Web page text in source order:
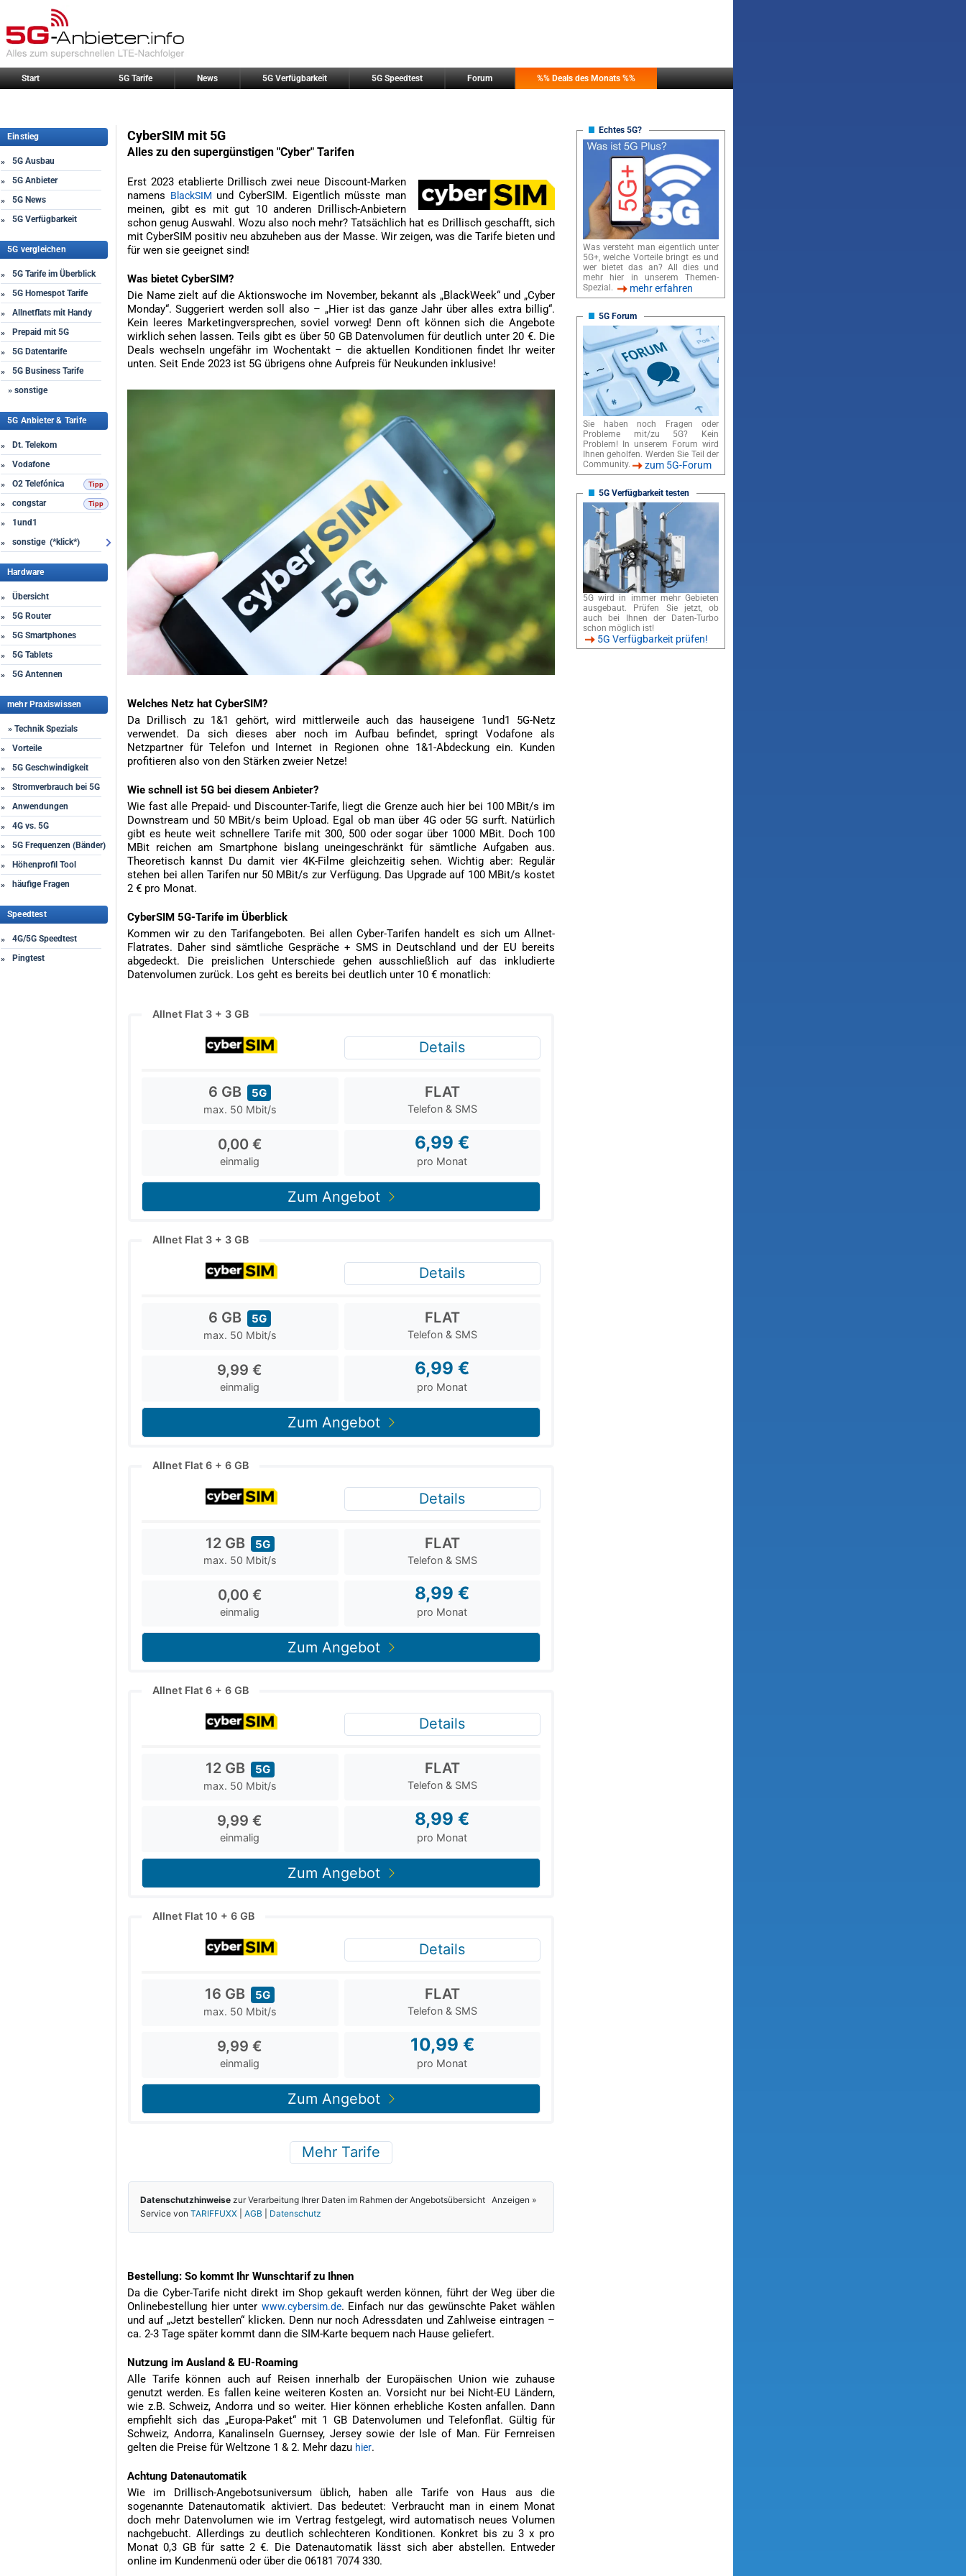
Start 5G Tarife News 5G Verfügbarkeit 5G Speedtest Forum %% Deals des Monats %%
Einstieg
»
5G Ausbau
»
5G Anbieter
»
5G News
»
5G Verfügbarkeit
5G vergleichen
»
5G Tarife im Überblick
»
5G Homespot Tarife
»
Allnetflats mit Handy
»
Prepaid mit 5G
»
5G Datentarife
»
5G Business Tarife
» sonstige
5G Anbieter & Tarife
»
Dt. Telekom
»
Vodafone
»
O2 Telefónica
»
congstar
»
1und1
»
sonstige (*klick*)
Hardware
»
Übersicht
»
5G Router
»
5G Smartphones
»
5G Tablets
»
5G Antennen
mehr Praxiswissen
» Technik Spezials
»
Vorteile
»
5G Geschwindigkeit
»
Stromverbrauch bei 5G
»
Anwendungen
»
4G vs. 5G
»
5G Frequenzen (Bänder)
»
Höhenprofil Tool
»
häufige Fragen
Speedtest
»
4G/5G Speedtest
»
Pingtest
CyberSIM mit 5G
Alles zu den supergünstigen "Cyber" Tarifen
Erst 2023 etablierte Drillisch zwei neue Discount-Marken
namens BlackSIM und CyberSIM. Eigentlich müsste man
meinen, gibt es mit gut 10 anderen Drillisch-Anbietern
schon genug Auswahl. Wozu also noch mehr? Tatsächlich hat es Drillisch geschafft, sich
mit CyberSIM positiv neu abzuheben aus der Masse. Wir zeigen, was die Tarife bieten und
für wen sie geeignet sind!
Was bietet CyberSIM?
Die Name zielt auf die Aktionswoche im November, bekannt als „BlackWeek“ und „Cyber
Monday“. Suggeriert werden soll also – „Hier ist das ganze Jahr über alles extra billig“.
Kein leeres Marketingversprechen, soviel vorweg! Denn oft können sich die Angebote
wirklich sehen lassen. Teils gibt es über 50 GB Datenvolumen für deutlich unter 20 €. Die
Deals wechseln ungefähr im Wochentakt – die aktuellen Konditionen findet Ihr weiter
unten. Seit Ende 2023 ist 5G übrigens ohne Aufpreis für Neukunden inklusive!
Welches Netz hat CyberSIM?
Da Drillisch zu 1&1 gehört, wird mittlerweile auch das hauseigene 1und1 5G-Netz
verwendet. Da sich dieses aber noch im Aufbau befindet, springt Vodafone als
Netzpartner für Telefon und Internet in Regionen ohne 1&1-Abdeckung ein. Kunden
profitieren also von den Stärken zweier Netze!
Wie schnell ist 5G bei diesem Anbieter?
Wie fast alle Prepaid- und Discounter-Tarife, liegt die Grenze auch hier bei 100 MBit/s im
Downstream und 50 MBit/s beim Upload. Egal ob man über 4G oder 5G surft. Natürlich
gibt es heute weit schnellere Tarife mit 300, 500 oder sogar über 1000 MBit. Doch 100
MBit reichen am Smartphone bislang uneingeschränkt für sämtliche Aufgaben aus.
Theoretisch kannst Du damit vier 4K-Filme gleichzeitig sehen. Wichtig aber: Regulär
stehen bei allen Tarifen nur 50 MBit/s zur Verfügung. Das Upgrade auf 100 MBit/s kostet
2 € pro Monat.
CyberSIM 5G-Tarife im Überblick
Kommen wir zu den Tarifangeboten. Bei allen Cyber-Tarifen handelt es sich um Allnet-
Flatrates. Daher sind sämtliche Gespräche + SMS in Deutschland und der EU bereits
abgedeckt. Die preislichen Unterschiede gehen ausschließlich auf das inkludierte
Datenvolumen zurück. Los geht es bereits bei deutlich unter 10 € monatlich:
Bestellung: So kommt Ihr Wunschtarif zu Ihnen
Da die Cyber-Tarife nicht direkt im Shop gekauft werden können, führt der Weg über die
Onlinebestellung hier unter www.cybersim.de. Einfach nur das gewünschte Paket wählen
und auf „Jetzt bestellen“ klicken. Denn nur noch Adressdaten und Zahlweise eintragen –
ca. 2-3 Tage später kommt dann die SIM-Karte bequem nach Hause geliefert.
Nutzung im Ausland & EU-Roaming
Alle Tarife können auch auf Reisen innerhalb der Europäischen Union wie zuhause
genutzt werden. Es fallen keine weiteren Kosten an. Vorsicht nur bei Nicht-EU Ländern,
wie z.B. Schweiz, Andorra und so weiter. Hier können erhebliche Kosten anfallen. Dann
empfiehlt sich das „Europa-Paket“ mit 1 GB Datenvolumen und Telefonflat. Gültig für
Schweiz, Andorra, Kanalinseln Guernsey, Jersey sowie der Isle of Man. Für Fernreisen
gelten die Preise für Weltzone 1 & 2. Mehr dazu hier.
Achtung Datenautomatik
Wie im Drillisch-Angebotsuniversum üblich, haben alle Tarife von Haus aus die
sogenannte Datenautomatik aktiviert. Das bedeutet: Verbraucht man in einem Monat
doch mehr Datenvolumen wie im Vertrag festgelegt, wird automatisch neues Volumen
nachgebucht. Allerdings zu deutlich schlechteren Konditionen. Konkret bis zu 3 x pro
Monat 0,3 GB für satte 2 €. Die Datenautomatik lässt sich aber abstellen. Entweder
online im Kundenmenü oder über die 06181 7074 330.
Echtes 5G?
Was versteht man eigentlich unter
5G+, welche Vorteile bringt es und
wer bietet das an? All dies und
mehr hier in unserem Themen-
Spezial.
mehr erfahren
5G Forum
Sie haben noch Fragen oder
Probleme mit/zu 5G? Kein
Problem! In unserem Forum wird
Ihnen geholfen. Werden Sie Teil der
Community.
zum 5G-Forum
5G Verfügbarkeit testen
5G wird in immer mehr Gebieten
ausgebaut. Prüfen Sie jetzt, ob
auch bei Ihnen der Daten-Turbo
schon möglich ist!
5G Verfügbarkeit prüfen!